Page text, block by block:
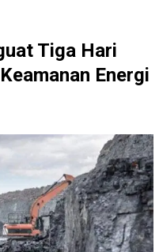
Tiga Hari
Energi